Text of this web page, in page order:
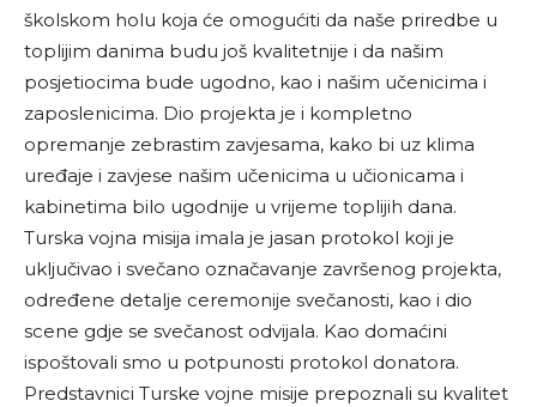
školskom holu koja će omogućiti da naše priredbe u
toplijim danima budu još kvalitetnije i da našim
posjetiocima bude ugodno, kao i našim učenicima i
zaposlenicima. Dio projekta je i kompletno
opremanje zebrastim zavjesama, kako bi uz klima
uređaje i zavjese našim učenicima u učionicama i
kabinetima bilo ugodnije u vrijeme toplijih dana.
Turska vojna misija imala je jasan protokol koji je
uključivao i svečano označavanje završenog projekta,
određene detalje ceremonije svečanosti, kao i dio
scene gdje se svečanost odvijala. Kao domaćini
ispoštovali smo u potpunosti protokol donatora.
Predstavnici Turske vojne misije prepoznali su kvalitet